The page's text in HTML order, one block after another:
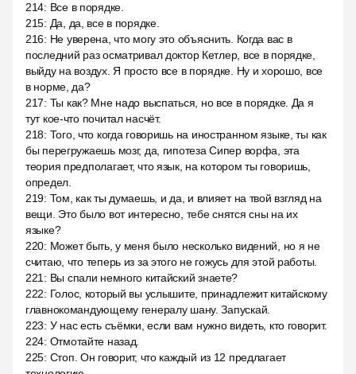
214: Все в порядке.
215: Да, да, все в порядке.
216: Не уверена, что могу это объяснить. Когда вас в
последний раз осматривал доктор Кетлер, все в порядке,
выйду на воздух. Я просто все в порядке. Ну и хорошо, все
в норме, да?
217: Ты как? Мне надо выспаться, но все в порядке. Да я
тут кое-что почитал насчёт.
218: Того, что когда говоришь на иностранном языке, ты как
бы перегружаешь мозг, да, гипотеза Сипер ворфа, эта
теория предполагает, что язык, на котором ты говоришь,
определ.
219: Том, как ты думаешь, и да, и влияет на твой взгляд на
вещи. Это было вот интересно, тебе снятся сны на их
языке?
220: Может быть, у меня было несколько видений, но я не
считаю, что теперь из за этого не гожусь для этой работы.
221 : Вы спали немного китайский знаете?
222: Голос, который вы услышите, принадлежит китайскому
главнокомандующему генералу шану. Запускай.
223: У нас есть съёмки, если вам нужно видеть, кто говорит.
224: Отмотайте назад.
225: Стоп. Он говорит, что каждый из 12 предлагает